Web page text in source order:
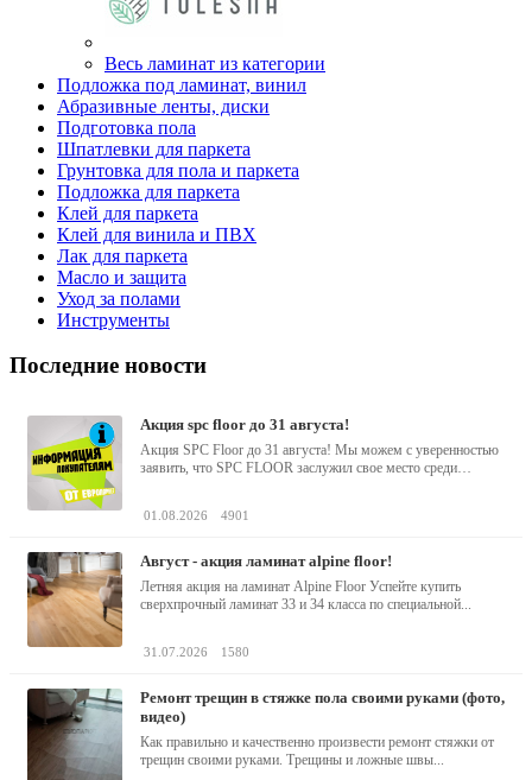
Весь ламинат из категории
Подложка под ламинат, винил
Абразивные ленты, диски
Подготовка пола
Шпатлевки для паркета
Грунтовка для пола и паркета
Подложка для паркета
Клей для паркета
Клей для винила и ПВХ
Лак для паркета
Масло и защита
Уход за полами
Инструменты
Последние новости
акция spc floor до 31 августа!
Акция SPC Floor до 31 августа! Мы можем с уверенностью
заявить, что SPC FLOOR заслужил свое место среди
01.08.2026 4901
август - акция ламинат alpine floor!
Летняя акция на ламинат Alpine Floor Успейте купить
сверхпрочный ламинат 33 и 34 класса по специальной...
31.07.2026 1580
ремонт трещин в стяжке пола своими руками (фото,
видео)
Как правильно и качественно произвести ремонт стяжки от
трещин своими руками. Трещины и ложные швы...